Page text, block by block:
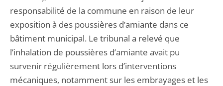
responsabilité de la commune en raison de leur
exposition à des poussières d’amiante dans ce
bâtiment municipal. Le tribunal a relevé que
l’inhalation de poussières d’amiante avait pu
survenir régulièrement lors d’interventions
mécaniques, notamment sur les embrayages et les